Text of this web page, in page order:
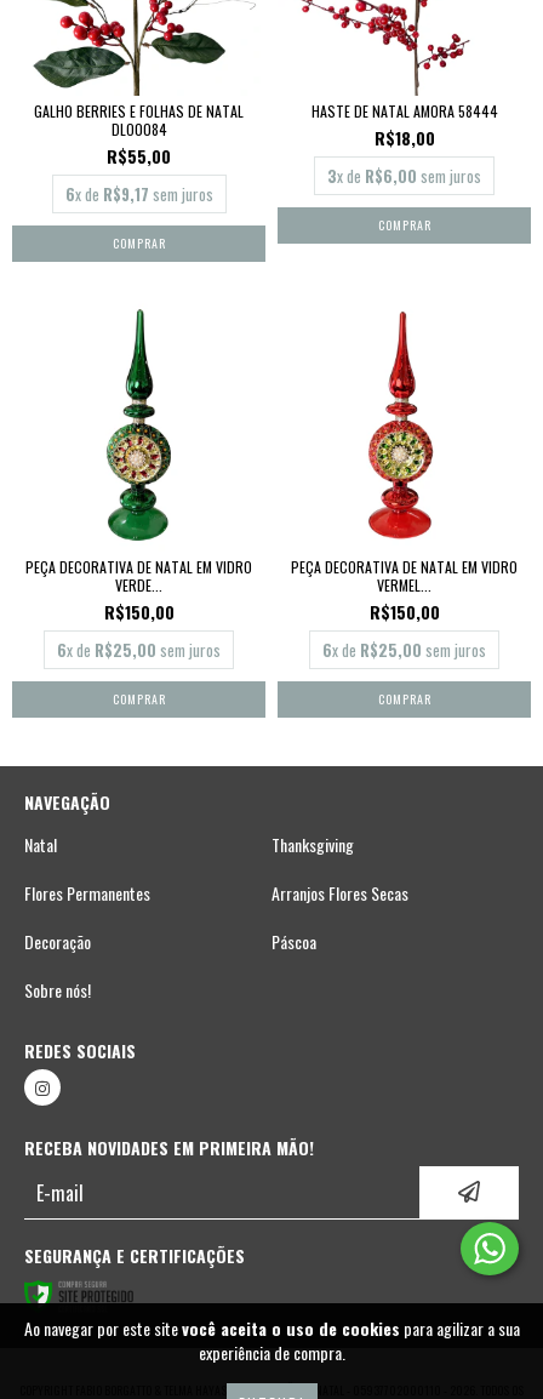
Ao navegar por este sitevocê aceita o uso de cookies para agilizar a sua
experiência de compra.
GALHO BERRIES E FOLHAS DE NATAL
DLO0084
R$55,00
6x de R$9,17 sem juros
HASTE DE NATAL AMORA 58444
R$18,00
3x de R$6,00 sem juros
PEÇA DECORATIVA DE NATAL EM VIDRO
VERDE...
R$150,00
6x de R$25,00 sem juros
PEÇA DECORATIVA DE NATAL EM VIDRO
VERMEL...
R$150,00
6x de R$25,00 sem juros
NAVEGAÇÃO
Natal
Thanksgiving
Flores Permanentes
Arranjos Flores Secas
Decoração
Páscoa
Sobre nós!
REDES SOCIAIS
RECEBA NOVIDADES EM PRIMEIRA MÃO!
SEGURANÇA E CERTIFICAÇÕES